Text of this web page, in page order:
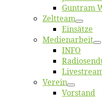
Gun­tram
Zelt­team
Ein­sät­ze
Me­di­en­ar­beit
INFO
Ver­ein
Vor­stand